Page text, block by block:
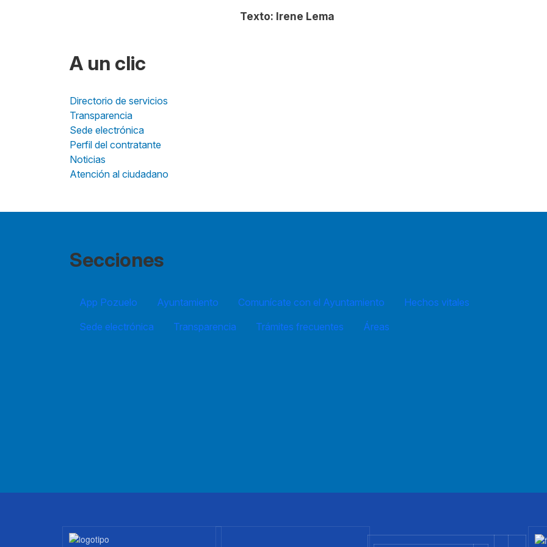
Texto: Irene Lema
A un clic
Directorio de servicios
Transparencia
Sede electrónica
Perfil del contratante
Noticias
Atención al ciudadano
Secciones
App Pozuelo Ayuntamiento Comunícate con el Ayuntamiento
Hechos vitales
Sede electrónica
Transparencia Trámites frecuentes Áreas
Imagen